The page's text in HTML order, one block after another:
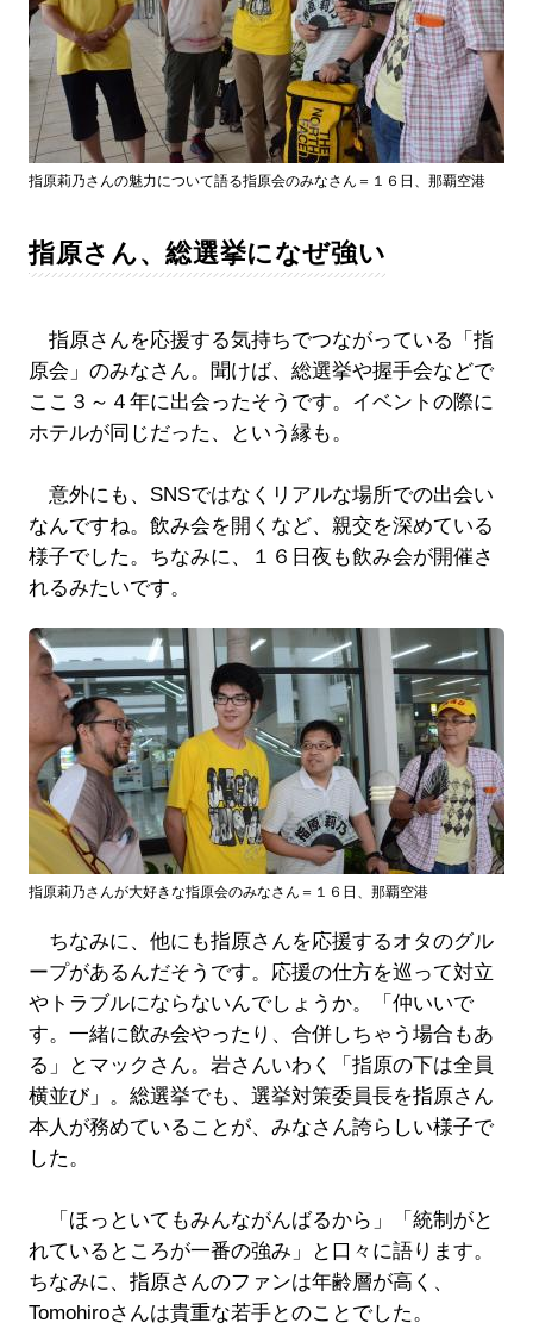
指原莉乃さんの魅力について語る指原会のみなさん＝１６日、那覇空港
指原さん、総選挙になぜ強い
指原さんを応援する気持ちでつながっている「指
原会」のみなさん。聞けば、総選挙や握手会などで
ここ３～４年に出会ったそうです。イベントの際に
ホテルが同じだった、という縁も。
意外にも、SNSではなくリアルな場所での出会い
なんですね。飲み会を開くなど、親交を深めている
様子でした。ちなみに、１６日夜も飲み会が開催さ
れるみたいです。
指原莉乃さんが大好きな指原会のみなさん＝１６日、那覇空港
ちなみに、他にも指原さんを応援するオタのグル
ープがあるんだそうです。応援の仕方を巡って対立
やトラブルにならないんでしょうか。「仲いいで
す。一緒に飲み会やったり、合併しちゃう場合もあ
る」とマックさん。岩さんいわく「指原の下は全員
横並び」。総選挙でも、選挙対策委員長を指原さん
本人が務めていることが、みなさん誇らしい様子で
した。
「ほっといてもみんながんばるから」「統制がと
れているところが一番の強み」と口々に語ります。
ちなみに、指原さんのファンは年齢層が高く、
Tomohiroさんは貴重な若手とのことでした。